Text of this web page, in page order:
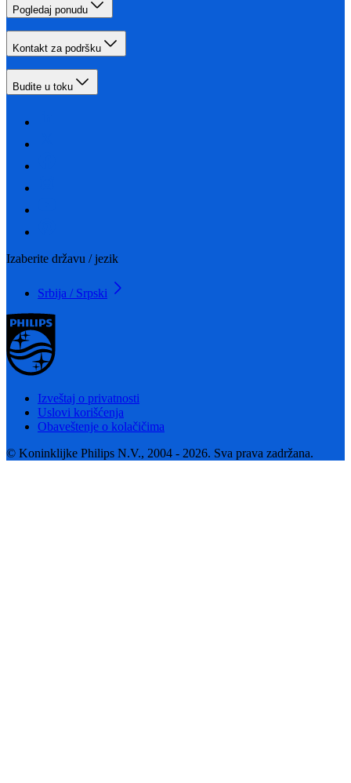
Pogledaj ponudu
Kontakt za podršku
Budite u toku
Izaberite državu / jezik
Srbija / Srpski
Izveštaj o privatnosti
Uslovi korišćenja
Obaveštenje o kolačičima
© Koninklijke Philips N.V., 2004 - 2026. Sva prava zadržana.